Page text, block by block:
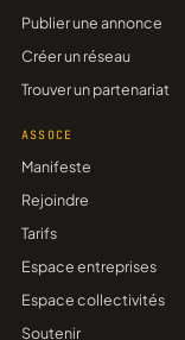
Publier une annonce
Créer un réseau
Trouver un partenariat
ASSOCE
Manifeste
Rejoindre
Tarifs
Espace entreprises
Espace collectivités
Soutenir